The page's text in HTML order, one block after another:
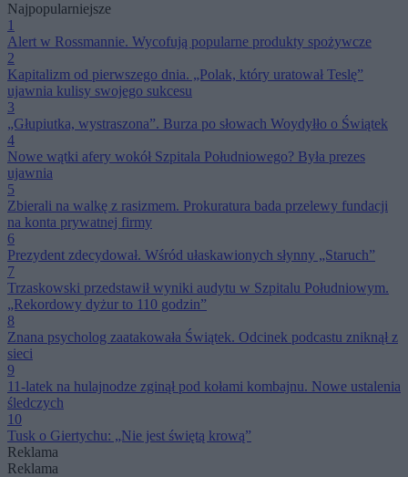
Najpopularniejsze
1
Alert w Rossmannie. Wycofują popularne produkty spożywcze
2
Kapitalizm od pierwszego dnia. „Polak, który uratował Teslę”
ujawnia kulisy swojego sukcesu
3
„Głupiutka, wystraszona”. Burza po słowach Woydyłło o Świątek
4
Nowe wątki afery wokół Szpitala Południowego? Była prezes
ujawnia
5
Zbierali na walkę z rasizmem. Prokuratura bada przelewy fundacji
na konta prywatnej firmy
6
Prezydent zdecydował. Wśród ułaskawionych słynny „Staruch”
7
Trzaskowski przedstawił wyniki audytu w Szpitalu Południowym.
„Rekordowy dyżur to 110 godzin”
8
Znana psycholog zaatakowała Świątek. Odcinek podcastu zniknął z
sieci
9
11-latek na hulajnodze zginął pod kołami kombajnu. Nowe ustalenia
śledczych
10
Tusk o Giertychu: „Nie jest świętą krową”
Reklama
Reklama